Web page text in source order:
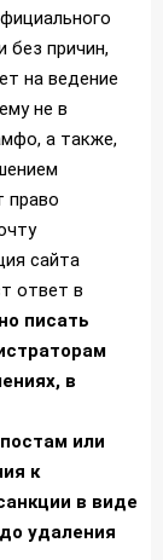
без причин,
на ведение
не в
а также,
право
сайта
ответ в
писать
в
или
к
в виде
удаления